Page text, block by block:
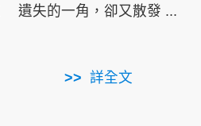
遺失的一角，卻又散發 ...
詳全文